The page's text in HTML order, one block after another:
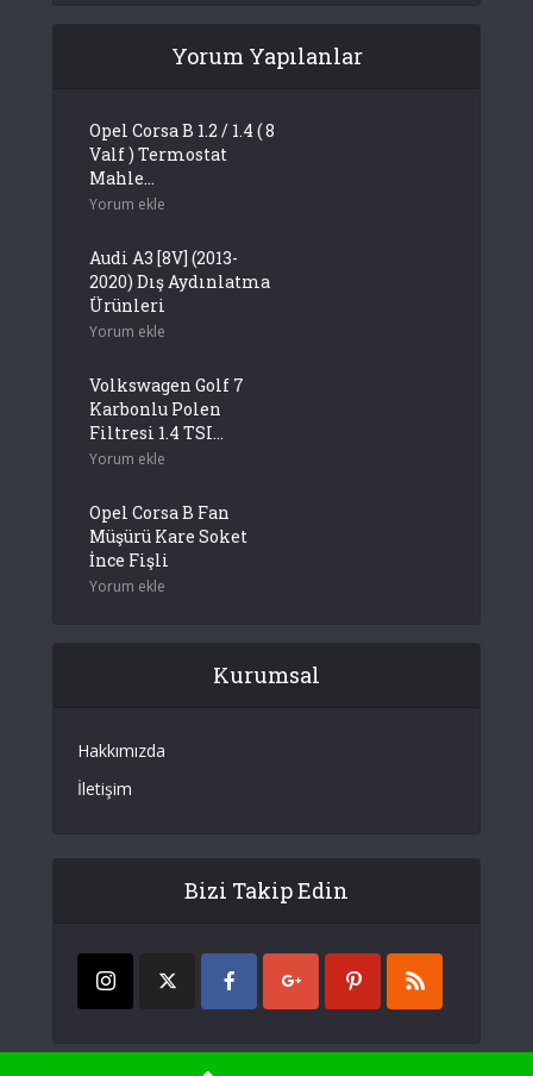
Yorum Yapılanlar
Opel Corsa B 1.2 / 1.4 ( 8
Valf ) Termostat
Mahle...
Yorum ekle
Audi A3 [8V] (2013-
2020) Dış Aydınlatma
Ürünleri
Yorum ekle
Volkswagen Golf 7
Karbonlu Polen
Filtresi 1.4 TSI...
Yorum ekle
Opel Corsa B Fan
Müşürü Kare Soket
İnce Fişli
Yorum ekle
Kurumsal
Hakkımızda
İletişim
Bizi Takip Edin